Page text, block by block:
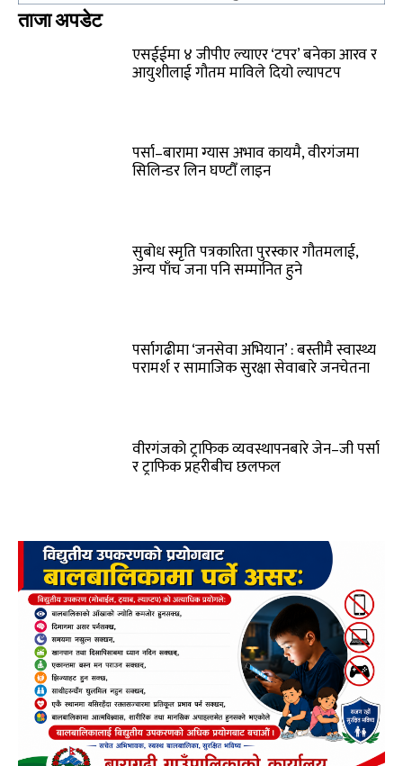
ताजा अपडेट
एसईईमा ४ जीपीए ल्याएर ‘टपर’ बनेका आरव र
आयुशीलाई गौतम माविले दियो ल्यापटप
पर्सा–बारामा ग्यास अभाव कायमै, वीरगंजमा
सिलिन्डर लिन घण्टौँ लाइन
सुबोध स्मृति पत्रकारिता पुरस्कार गौतमलाई,
अन्य पाँच जना पनि सम्मानित हुने
पर्सागढीमा ‘जनसेवा अभियान’ : बस्तीमै स्वास्थ्य
परामर्श र सामाजिक सुरक्षा सेवाबारे जनचेतना
वीरगंजकाे ट्राफिक व्यवस्थापनबारे जेन–जी पर्सा
र ट्राफिक प्रहरीबीच छलफल